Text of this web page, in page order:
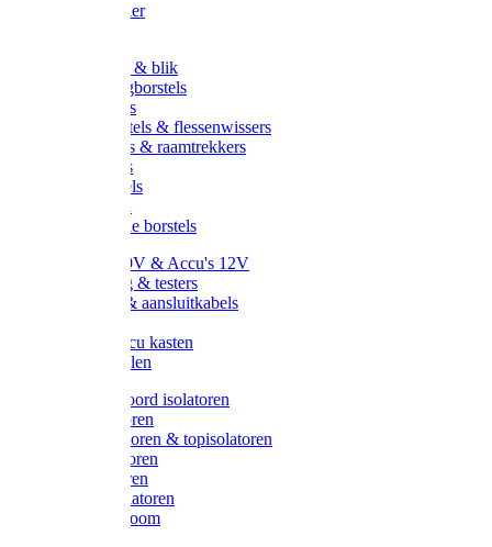
Schuurpapier
Handveger & blik
Voetenveegborstels
Handvegers
Afwasborstels & flessenwissers
Wasborstels & raamtrekkers
Tonborstels
Werkborstels
Hygienische borstels
Batterijen 9V & Accu's 12V
Beveiliging & testers
Kabelsets & aansluitkabels
Metalen accu kasten
Zonnepanelen
Draad & koord isolatoren
Ringisolatoren
Extra isolatoren & topisolatoren
Hoekisolatoren
Lintisolatoren
Afstandisolatoren
Isolatorenboom